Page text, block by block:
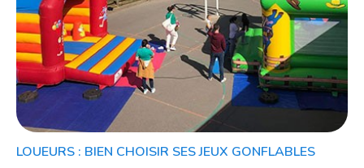
LOUEURS : BIEN CHOISIR SES JEUX GONFLABLES